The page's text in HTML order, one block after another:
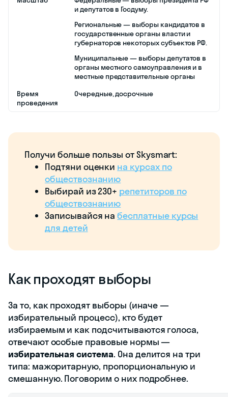
Вы уже могли догадаться, что выборы
по нескольким критериям. Один из них
мы уже упомянули выше — это их
объект, т. е. пост, на который избирается
кандидат. Теперь подробнее
рассмотрим этот и другие виды
выборов в таблице.
Критерий
Виды
Способ
проведения
Прямые: избиратели
голосуют за конкретных
кандидатов на пост.
Косвенные: граждане
голосуют за выборщиков,
которые после избирают
конкретных кандидатов
Парламентские,
Федеральные — выборы
президента РФ и депутатов в
Региональные — выборы
кандидатов в
государственные органы
власти и губернаторов
некоторых субъектов РФ.
Муниципальные — выборы
депутатов в органы местного
самоуправления и в местные
представительные органы